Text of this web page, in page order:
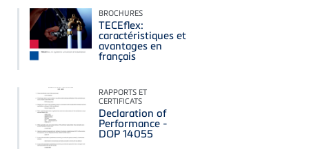
BROCHURES
TECEflex:
caractéristiques et
avantages en
français
RAPPORTS ET
CERTIFICATS
Declaration of
Performance -
DOP 14055